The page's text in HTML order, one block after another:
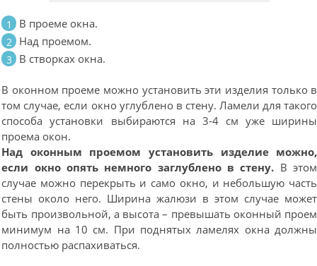
В проеме окна.
Над проемом.
В створках окна.
В оконном проеме можно установить эти изделия только в
том случае, если окно углублено в стену. Ламели для такого
способа установки выбираются на 3-4 см уже ширины
проема окон.
Над оконным проемом установить изделие можно,
если окно опять немного заглублено в стену. В этом
случае можно перекрыть и само окно, и небольшую часть
стены около него. Ширина жалюзи в этом случае может
быть произвольной, а высота – превышать оконный проем
минимум на 10 см. При поднятых ламелях окна должны
полностью распахиваться.